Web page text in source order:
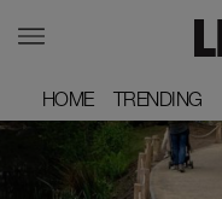
HOME
HOME TRENDING
TRENDING